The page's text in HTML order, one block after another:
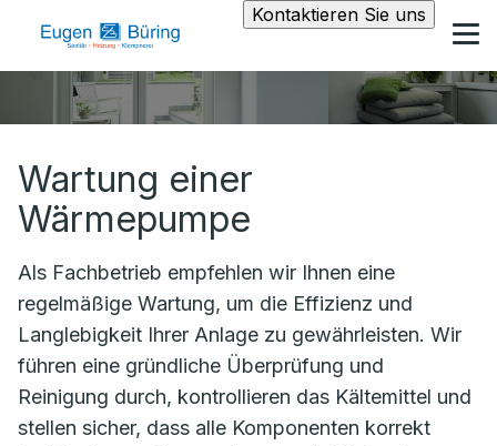
Kontaktieren Sie uns
Wartung einer
Wärmepumpe
Als Fachbetrieb empfehlen wir Ihnen eine
regelmäßige Wartung, um die Effizienz und
Langlebigkeit Ihrer Anlage zu gewährleisten. Wir
führen eine gründliche Überprüfung und
Reinigung durch, kontrollieren das Kältemittel und
stellen sicher, dass alle Komponenten korrekt